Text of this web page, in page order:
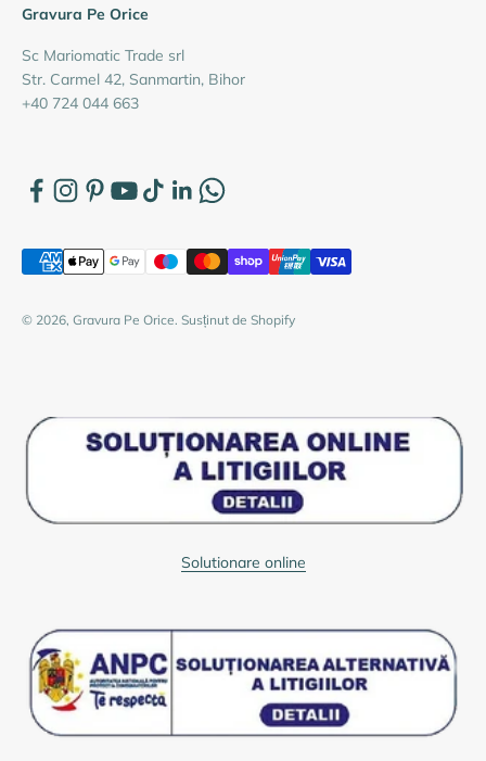
Gravura Pe Orice
Sc Mariomatic Trade srl
Str. Carmel 42, Sanmartin, Bihor
+40 724 044 663
© 2026, Gravura Pe Orice. Susținut de Shopify
Solutionare online